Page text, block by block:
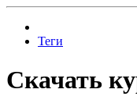
Теги
Скачать